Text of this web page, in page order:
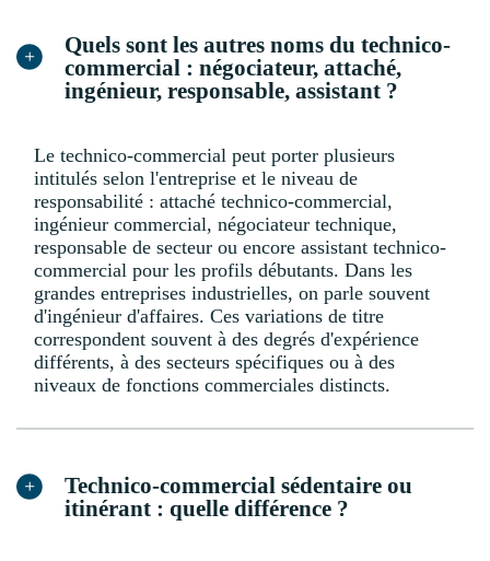
Quels sont les autres noms du technico-
commercial : négociateur, attaché,
ingénieur, responsable, assistant ?
Le technico-commercial peut porter plusieurs
intitulés selon l'entreprise et le niveau de
responsabilité : attaché technico-commercial,
ingénieur commercial, négociateur technique,
responsable de secteur ou encore assistant technico-
commercial pour les profils débutants. Dans les
grandes entreprises industrielles, on parle souvent
d'ingénieur d'affaires. Ces variations de titre
correspondent souvent à des degrés d'expérience
différents, à des secteurs spécifiques ou à des
niveaux de fonctions commerciales distincts.
Technico-commercial sédentaire ou
itinérant : quelle différence ?